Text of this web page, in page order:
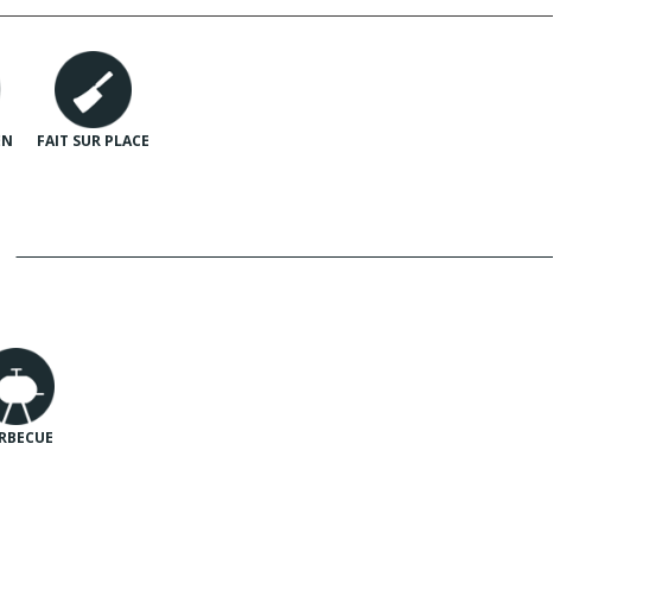
FAIT SUR PLACE